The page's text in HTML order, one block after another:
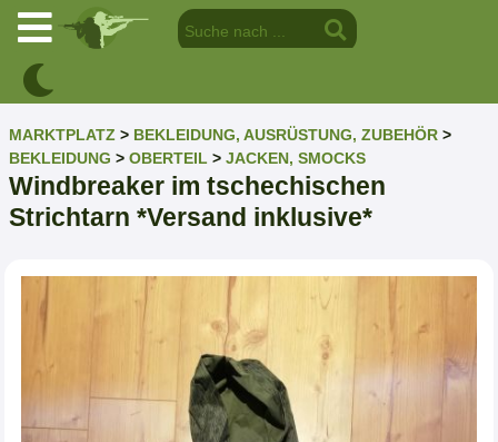
MARKTPLATZ > BEKLEIDUNG, AUSRÜSTUNG, ZUBEHÖR >
BEKLEIDUNG > OBERTEIL > JACKEN, SMOCKS
Windbreaker im tschechischen
Strichtarn *Versand inklusive*